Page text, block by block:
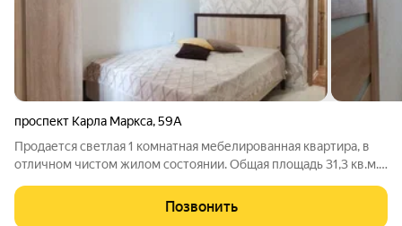
проспект Карла Маркса,59А
Продается светлая 1 комнатная мебелированная квартира, в
отличном чистом жилом состоянии. Общая площадь 31,3 кв.м..
гостиная с выходом на лоджию( не застеклена). В доме 2
лифта (грузовой и
Позвонить